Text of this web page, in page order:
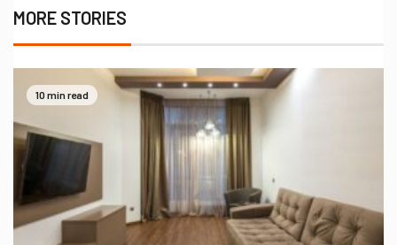
MORE STORIES
10 min read